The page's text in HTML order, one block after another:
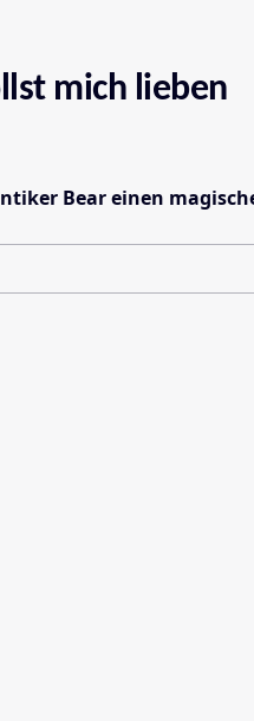
mich lieben
Bear einen